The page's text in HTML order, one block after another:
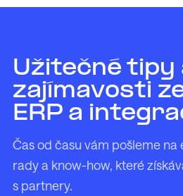
Užitečné tipy
zajímavosti
ERP a
Čas od času vám pošleme na
rady a know-how, které
s partnery.